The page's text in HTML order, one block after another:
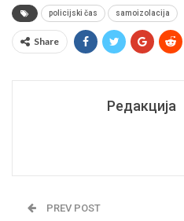
policijski čas samoizolacija
Share
Редакција
PREV POST